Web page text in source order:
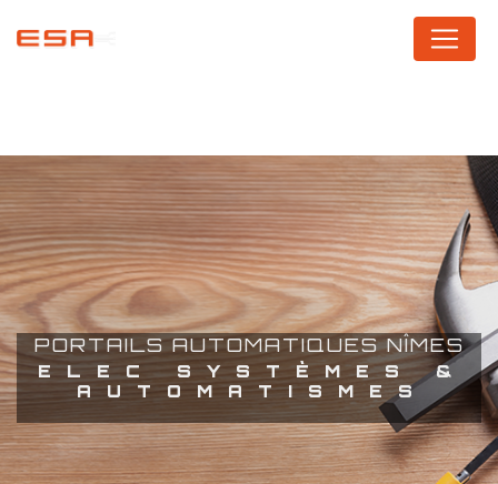
PORTAILS AUTOMATIQUES NÎMES
ELEC SYSTÈMES &
AUTOMATISMES